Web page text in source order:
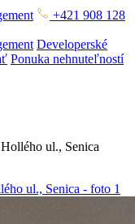
+421 908 128
Developerské
Ponuka nehnuteľností
ul., Senica